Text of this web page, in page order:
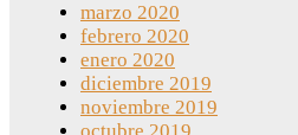
marzo 2020
febrero 2020
enero 2020
diciembre 2019
noviembre 2019